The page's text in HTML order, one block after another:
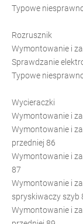
Typowe
Rozrusznik
Wymontowanie i
Sprawdzanie
Typowe
Wycieraczki
Wymontowanie i
Wymontowanie i
przedniej 86
Wymontowanie i
87
Wymontowanie i
spryskiwaczy szyb
Wymontowanie i